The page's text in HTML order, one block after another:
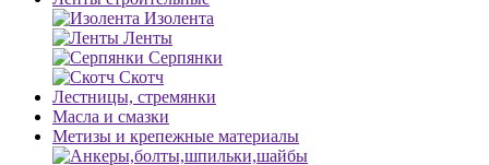
Изолента
Ленты
Серпянки
Скотч
Лестницы, стремянки
Масла и смазки
Метизы и крепежные материалы